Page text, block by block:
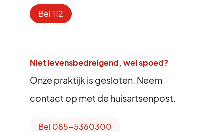
Bel 112
Niet levensbedreigend, wel spoed?
Onze praktijk is gesloten. Neem
contact op met de huisartsenpost.
Bel 085-5360300